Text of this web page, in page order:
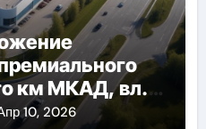
км МКАД, вл.1
10, 2026